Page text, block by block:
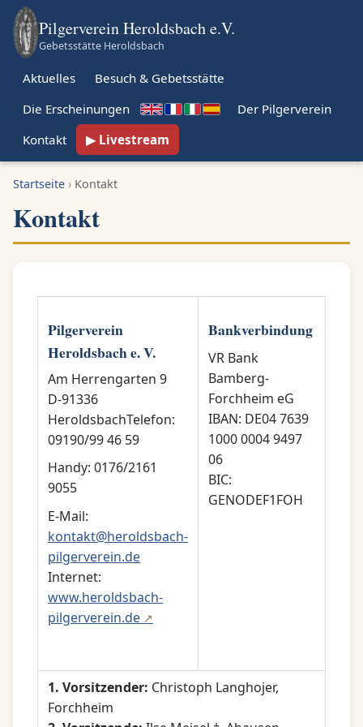
Pilgerverein Heroldsbach e.V.
Gebetsstätte Heroldsbach
Aktuelles
Besuch & Gebetsstätte
Die Erscheinungen
Der Pilgerverein
Kontakt
Livestream
Startseite › Kontakt
Kontakt
Pilgerverein
Heroldsbach e. V.
Am Herrengarten 9
D-91336
HeroldsbachTelefon:
09190/99 46 59
Handy: 0176/2161
9055
E-Mail:
kontakt@heroldsbach-
pilgerverein.de
Internet:
www.heroldsbach-
pilgerverein.de
Bankverbindung
VR Bank
Bamberg-
Forchheim eG
IBAN: DE04 7639
1000 0004 9497
06
BIC:
GENODEF1FOH
1. Vorsitzender: Christoph Langhojer,
Forchheim